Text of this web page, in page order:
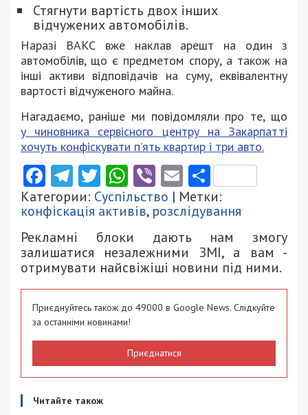
Стягнути вартість двох інших
відчужених автомобілів.
Наразі ВАКС вже наклав арешт на один з
автомобілів, що є предметом спору, а також на
інші активи відповідачів на суму, еквівалентну
вартості відчуженого майна.
Нагадаємо, раніше ми повідомляли про те, що
у чиновника сервісного центру на Закарпатті
хочуть конфіскувати п’ять квартир і три авто.
Facebook
Telegram
Twitter
WhatsApp
ViberEmail
Категории: Суспільство | Метки:
конфіскація активів, розслідування
Рекламні блоки дають нам змогу
залишатися незалежними ЗМІ, а вам -
отримувати найсвіжіші новини під ними.
Приєднуйтесь також до 49000 в Google News. Слідкуйте
за останніми новинами!
Приєднатися
Читайте також